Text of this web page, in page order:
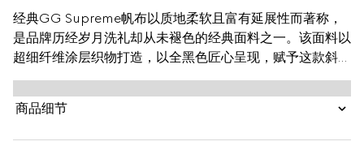
经典GG Supreme帆布以质地柔软且富有延展性而著称，
是品牌历经岁月洗礼却从未褪色的经典面料之一。该面料以
超细纤维涂层织物打造，以全黑色匠心呈现，赋予这款斜挎
包以别致魅力。同色调皮革滚边令整个廓形愈发丰满，典藏
条纹织带则为整个设计注入一抹亮色。
商品细节